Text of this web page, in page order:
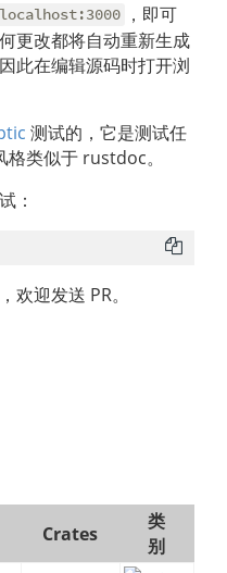
，即可
更改都将自动重新生成
此在编辑源码时打开浏
测试的，它是测试任
类似于 rustdoc。
：
迎发送 PR。
Crates
类
别